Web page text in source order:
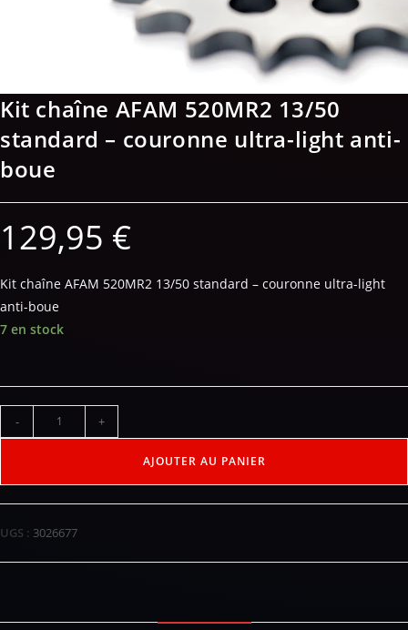
Kit chaîne AFAM 520MR2 13/50
standard – couronne ultra-light anti-
boue
129,95 €
Kit chaîne AFAM 520MR2 13/50 standard – couronne ultra-light
anti-boue
7 en stock
- +
AJOUTER AU PANIER
UGS : 3026677